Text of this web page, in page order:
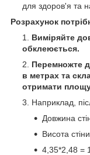
для здоров'я та
Розрахунок
Виміряйте
обклеюється.
Перемножте
в метрах та
отримати
Наприклад,
Довжина
Висота
4,35*2,48 =